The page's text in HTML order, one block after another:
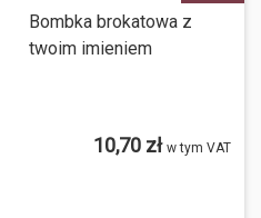
Bombka brokatowa z
twoim imieniem
10,70 zł w tym VAT